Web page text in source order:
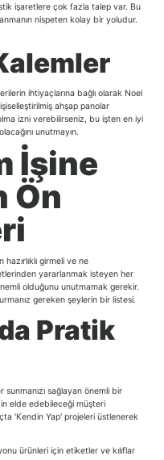
işaretlere çok fazla talep var. Bu
nispeten kolay bir yoludur.
ihtiyaçlarına bağlı olarak Noel
ahşap panolar
izni verebilirseniz, bu işten en iyi
unutmayın.
İşine
Ön
girmeli ve ne
yararlanmak isteyen her
olduğunu unutmamak gerekir.
gereken şeylerin bir listesi.
Pratik
sağlayan önemli bir
elde edebileceği müşteri
'Kendin Yap' projeleri üstlenerek
ürünleri için etiketler ve kılıflar